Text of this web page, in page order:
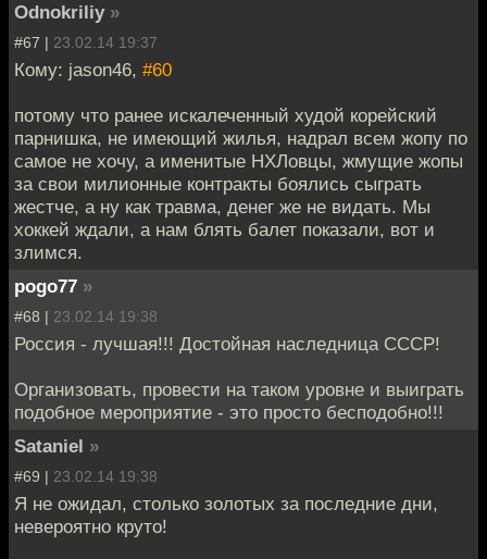
Odnokriliy »
#67 | 23.02.14 19:37
Кому: jason46, #60
потому что ранее искалеченный худой корейский
парнишка, не имеющий жилья, надрал всем жопу по
самое не хочу, а именитые НХЛовцы, жмущие жопы
за свои милионные контракты боялись сыграть
жестче, а ну как травма, денег же не видать. Мы
хоккей ждали, а нам блять балет показали, вот и
злимся.
pogo77 »
#68 | 23.02.14 19:38
Россия - лучшая!!! Достойная наследница СССР!
Организовать, провести на таком уровне и выиграть
подобное мероприятие - это просто бесподобно!!!
Sataniel »
#69 | 23.02.14 19:38
Я не ожидал, столько золотых за последние дни,
невероятно круто!